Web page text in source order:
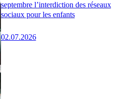
septembre l’interdiction des réseaux
sociaux pour les enfants
02.07.2026